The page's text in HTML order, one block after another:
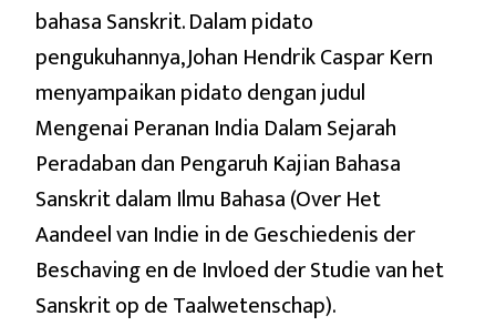
bahasa Sanskrit. Dalam pidato
pengukuhannya, Johan Hendrik Caspar Kern
menyampaikan pidato dengan judul
Mengenai Peranan India Dalam Sejarah
Peradaban dan Pengaruh Kajian Bahasa
Sanskrit dalam Ilmu Bahasa (Over Het
Aandeel van Indie in de Geschiedenis der
Beschaving en de Invloed der Studie van het
Sanskrit op de Taalwetenschap).